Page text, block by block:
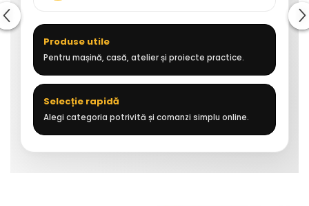
Produse utile
Pentru mașină, casă, atelier și proiecte practice.
Selecție rapidă
Alegi categoria potrivită și comanzi simplu online.